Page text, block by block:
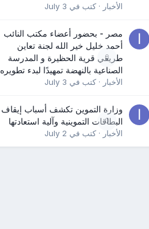
الأخبار · كتب في July 3
0
مصر - بحضور أعضاء مكتب النائب
أحمد خليل خير الله لجنة تعاين
طريقي قرية الحظيرة و المدرسة
الصناعية بالنهضة تمهيدًا لبدء تطويره
الأخبار · كتب في July 3
0
وزارة التموين تكشف أسباب إيقاف
البطاقات التموينية وآلية استعادتها
الأخبار · كتب في July 2